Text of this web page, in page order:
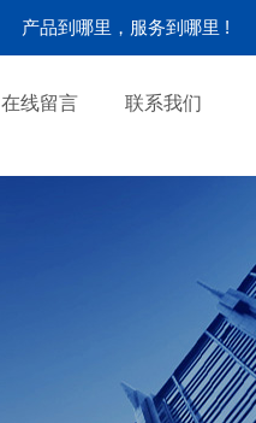
产品到哪里，服务到哪里 !
在线留言 联系我们